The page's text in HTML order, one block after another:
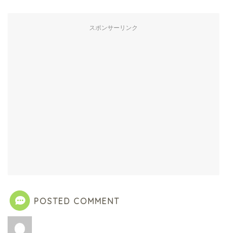
スポンサーリンク
POSTED COMMENT